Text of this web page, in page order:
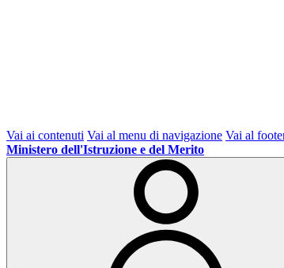
Vai ai contenuti Vai al menu di navigazione Vai al
Ministero dell'Istruzione e del Merito